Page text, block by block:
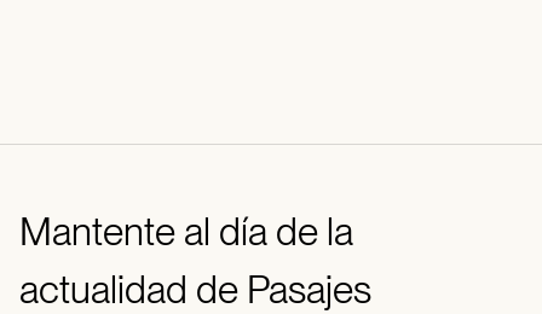
Mantente al día de la
actualidad de Pasajes